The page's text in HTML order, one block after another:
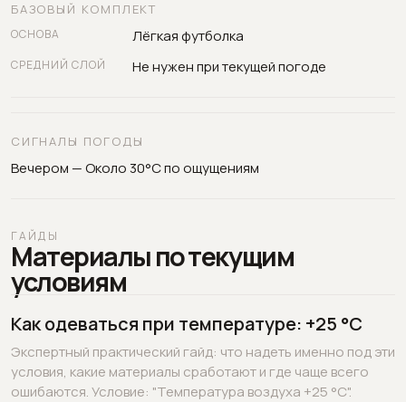
БАЗОВЫЙ КОМПЛЕКТ
ОСНОВА Лёгкая футболка
СРЕДНИЙ СЛОЙ Не нужен при текущей погоде
СИГНАЛЫ ПОГОДЫ
Вечером — Около 30°C по ощущениям
ГАЙДЫ
Материалы по текущим
условиям
Как одеваться при температуре: +25 °C
Экспертный практический гайд: что надеть именно под эти
условия, какие материалы сработают и где чаще всего
ошибаются. Условие: "Температура воздуха +25 °C".